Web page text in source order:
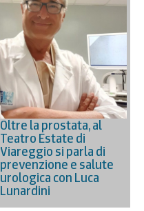
Oltre la prostata, al
Teatro Estate di
Viareggio si parla di
prevenzione e salute
urologica con Luca
Lunardini